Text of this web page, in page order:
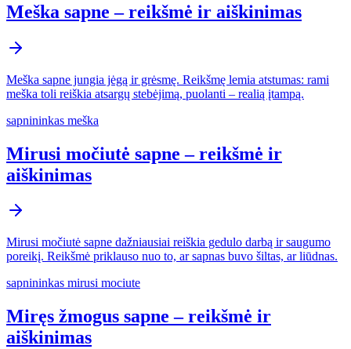
Meška sapne – reikšmė ir aiškinimas
Meška sapne jungia jėgą ir grėsmę. Reikšmę lemia atstumas: rami
meška toli reiškia atsargų stebėjimą, puolanti – realią įtampą.
sapnininkas meška
Mirusi močiutė sapne – reikšmė ir
aiškinimas
Mirusi močiutė sapne dažniausiai reiškia gedulo darbą ir saugumo
poreikį. Reikšmė priklauso nuo to, ar sapnas buvo šiltas, ar liūdnas.
sapnininkas mirusi mociute
Miręs žmogus sapne – reikšmė ir
aiškinimas